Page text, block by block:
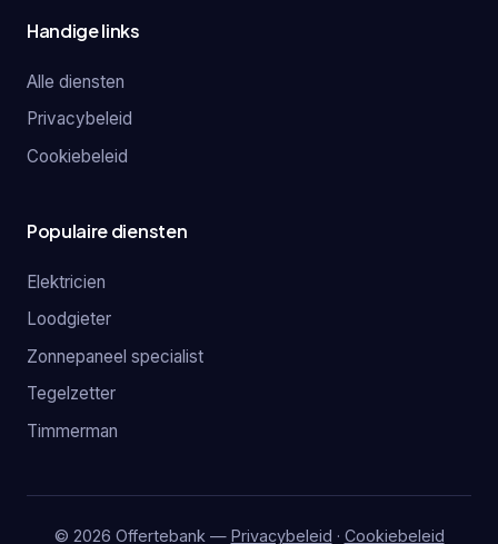
Handige links
Alle diensten
Privacybeleid
Cookiebeleid
Populaire diensten
Elektricien
Loodgieter
Zonnepaneel specialist
Tegelzetter
Timmerman
© 2026 Offertebank — Privacybeleid · Cookiebeleid